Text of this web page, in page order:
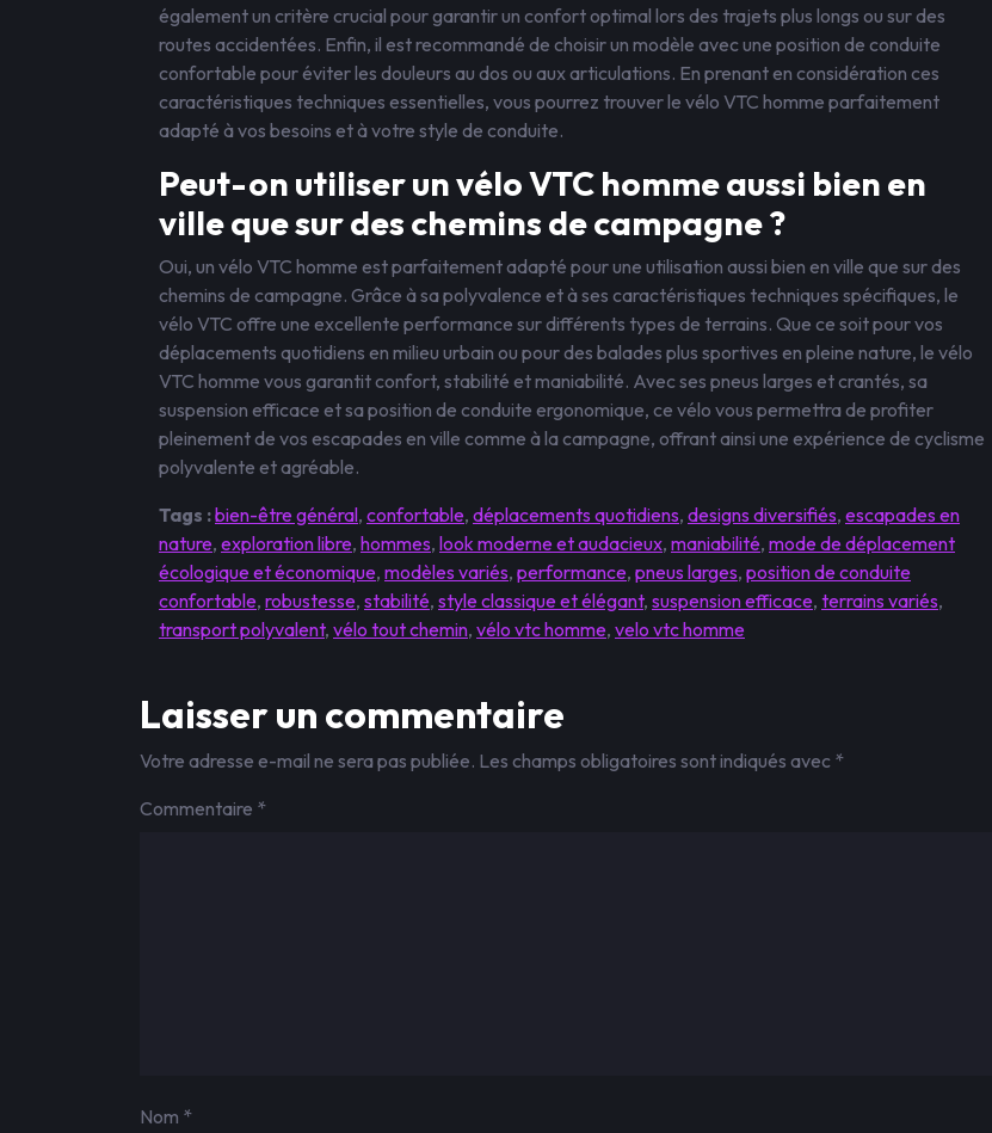
également un critère crucial pour garantir un confort optimal lors des trajets plus longs ou sur des
routes accidentées. Enfin, il est recommandé de choisir un modèle avec une position de conduite
confortable pour éviter les douleurs au dos ou aux articulations. En prenant en considération ces
caractéristiques techniques essentielles, vous pourrez trouver le vélo VTC homme parfaitement
adapté à vos besoins et à votre style de conduite.
Peut-on utiliser un vélo VTC homme aussi bien en
ville que sur des chemins de campagne ?
Oui, un vélo VTC homme est parfaitement adapté pour une utilisation aussi bien en ville que sur des
chemins de campagne. Grâce à sa polyvalence et à ses caractéristiques techniques spécifiques, le
vélo VTC offre une excellente performance sur différents types de terrains. Que ce soit pour vos
déplacements quotidiens en milieu urbain ou pour des balades plus sportives en pleine nature, le vélo
VTC homme vous garantit confort, stabilité et maniabilité. Avec ses pneus larges et crantés, sa
suspension efficace et sa position de conduite ergonomique, ce vélo vous permettra de profiter
pleinement de vos escapades en ville comme à la campagne, offrant ainsi une expérience de cyclisme
polyvalente et agréable.
Tags :bien-être général, confortable, déplacements quotidiens, designs diversifiés, escapades en
nature, exploration libre, hommes, look moderne et audacieux, maniabilité, mode de déplacement
écologique et économique, modèles variés, performance, pneus larges, position de conduite
confortable, robustesse, stabilité, style classique et élégant, suspension efficace, terrains variés,
transport polyvalent, vélo tout chemin, vélo vtc homme, velo vtc homme
Laisser un commentaire
Votre adresse e-mail ne sera pas publiée. Les champs obligatoires sont indiqués avec *
Commentaire *
Nom *